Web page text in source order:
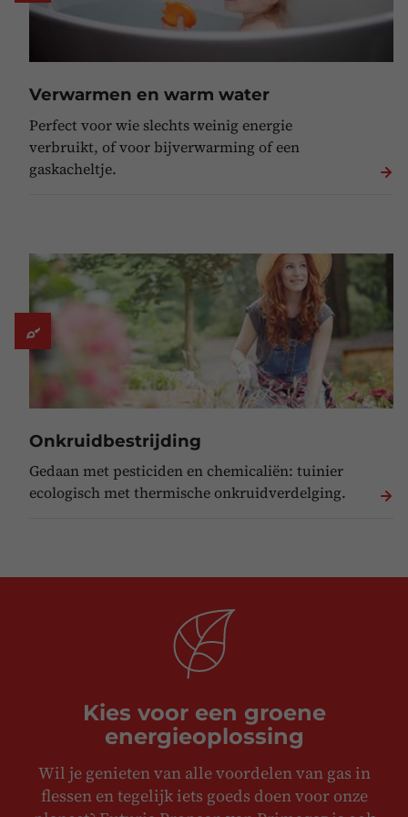
Verwarmen en warm water
Perfect voor wie slechts weinig energie
verbruikt, of voor bijverwarming of een
gaskacheltje.
Onkruidbestrijding
Gedaan met pesticiden en chemicaliën: tuinier
ecologisch met thermische onkruidverdelging.
Kies voor een groene
energieoplossing
Wil je genieten van alle voordelen van gas in
flessen en tegelijk iets goeds doen voor onze